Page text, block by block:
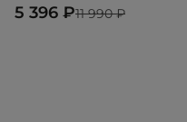
11 990 ₽
5 396 ₽